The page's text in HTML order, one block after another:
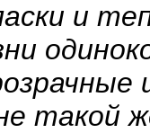
и
такой